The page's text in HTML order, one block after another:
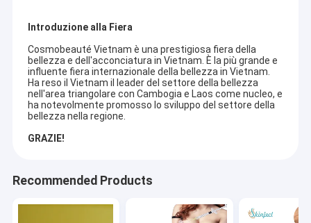
Introduzione alla Fiera
Cosmobeauté Vietnam è una prestigiosa fiera della
bellezza e dell'acconciatura in Vietnam. È la più grande e
influente fiera internazionale della bellezza in Vietnam.
Ha reso il Vietnam il leader del settore della bellezza
nell'area triangolare con Cambogia e Laos come nucleo, e
ha notevolmente promosso lo sviluppo del settore della
bellezza nella regione.
GRAZIE!
Recommended Products